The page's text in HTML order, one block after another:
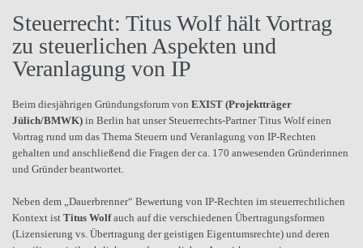
Steuerrecht: Titus Wolf hält Vortrag
zu steuerlichen Aspekten und
Veranlagung von IP
Beim diesjährigen Gründungsforum von EXIST (Projektträger
Jülich/BMWK) in Berlin hat unser Steuerrechts-Partner Titus Wolf einen
Vortrag rund um das Thema Steuern und Veranlagung von IP-Rechten
gehalten und anschließend die Fragen der ca. 170 anwesenden Gründerinnen
und Gründer beantwortet.
Neben dem „Dauerbrenner“ Bewertung von IP-Rechten im steuerrechtlichen
Kontext ist Titus Wolfauch auf die verschiedenen Übertragungsformen
(Lizensierung vs. Übertragung der geistigen Eigentumsrechte) und deren